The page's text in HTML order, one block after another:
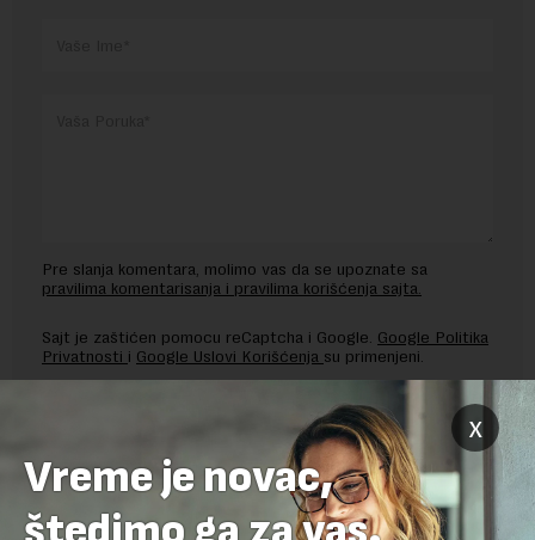
Pre slanja komentara, molimo vas da se upoznate sa
pravilima komentarisanja i pravilima korišćenja sajta.
Sajt je zaštićen pomocu reCaptcha i Google. Google Politika
Privatnosti i Google Uslovi Korišćenja su primenjeni.
x
Vreme je novac,